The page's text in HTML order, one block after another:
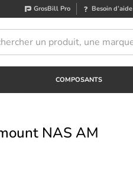
GrosBill Pro Besoin d’aide
COMPOSANTS
NAS AM